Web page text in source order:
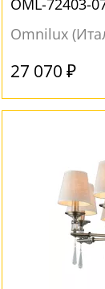
OML-72403-
Omnilux
27 070 ₽